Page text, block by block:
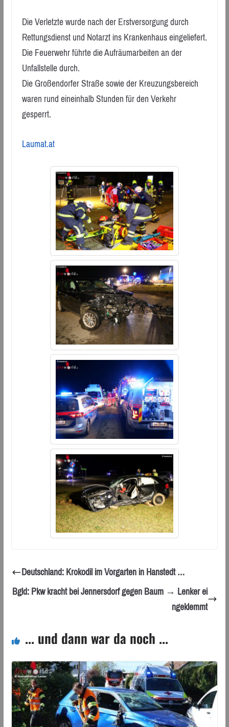
Die Verletzte wurde nach der Erstversorgung durch
Rettungsdienst und Notarzt ins Krankenhaus eingeliefert.
Die Feuerwehr führte die Aufräumarbeiten an der
Unfallstelle durch.
Die Großendorfer Straße sowie der Kreuzungsbereich
waren rund eineinhalb Stunden für den Verkehr
gesperrt.
Laumat.at
Deutschland: Krokodil im Vorgarten in Hanstedt …
Bgld: Pkw kracht bei Jennersdorf gegen Baum → Lenker ei
ngeklemmt
... und dann war da noch ...